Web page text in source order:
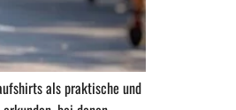
als praktische und